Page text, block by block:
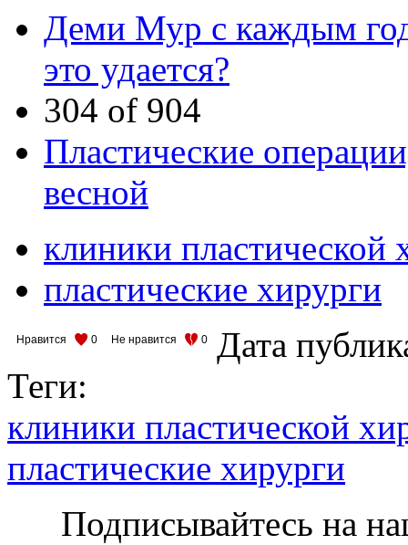
Деми Мур с каждым
это удается?
304 of 904
Пластические
весной
клиники пластической
пластические хирурги
Нравится 0 Не нравится 0
Дата
Теги:
клиники пластической
пластические хирурги
Подписывайтесь на